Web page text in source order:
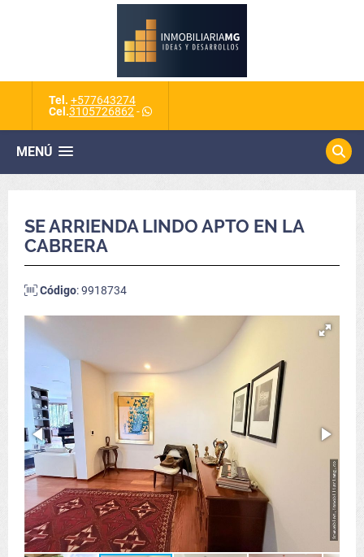
Tel. +577643274
Cel.3105726862 -
MENÚ
SE ARRIENDA LINDO APTO EN LA
CABRERA
Código: 9918734